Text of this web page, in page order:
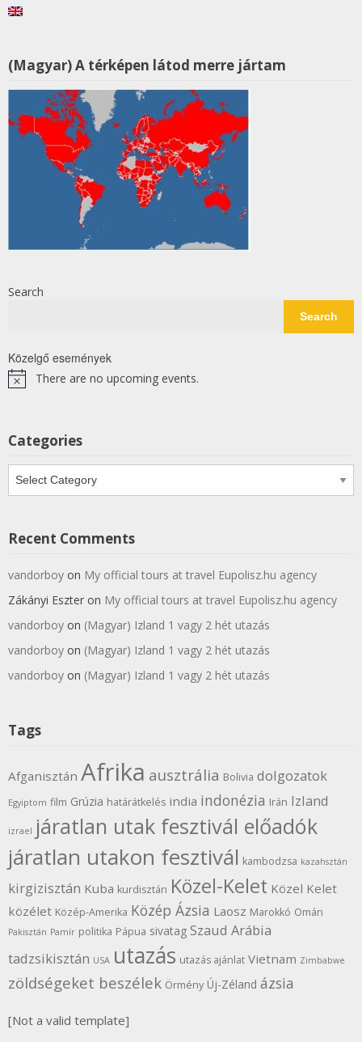
(Magyar) A térképen látod merre jártam
Search
Search
Közelgő események
NoticeThere are no upcoming events.
Categories
Recent Comments
vandorboy on My official tours at travel Eupolisz.hu agency
Zákányi Eszter on My official tours at travel Eupolisz.hu agency
vandorboy on (Magyar) Izland 1 vagy 2 hét utazás
vandorboy on (Magyar) Izland 1 vagy 2 hét utazás
vandorboy on (Magyar) Izland 1 vagy 2 hét utazás
Tags
Afganisztán Afrika ausztrália Bolivia dolgozatok
Egyiptom film Grúzia határátkelés india indonézia Irán Izland
izrael járatlan utak fesztivál előadók
járatlan utakon fesztivál kambodzsa kazahsztán
kirgizisztán Kuba kurdisztán Közel-Kelet Közel Kelet
közélet Közép-Amerika Közép Ázsia Laosz Marokkó Omán
Pakisztán Pamír politika Pápua sivatag Szaud Arábia
tadzsikisztán USA utazás utazás ajánlat Vietnam Zimbabwe
zöldségeket beszélek Örmény Új-Zéland ázsia
[Not a valid template]